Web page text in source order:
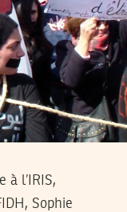
à l’IRIS,
Sophie